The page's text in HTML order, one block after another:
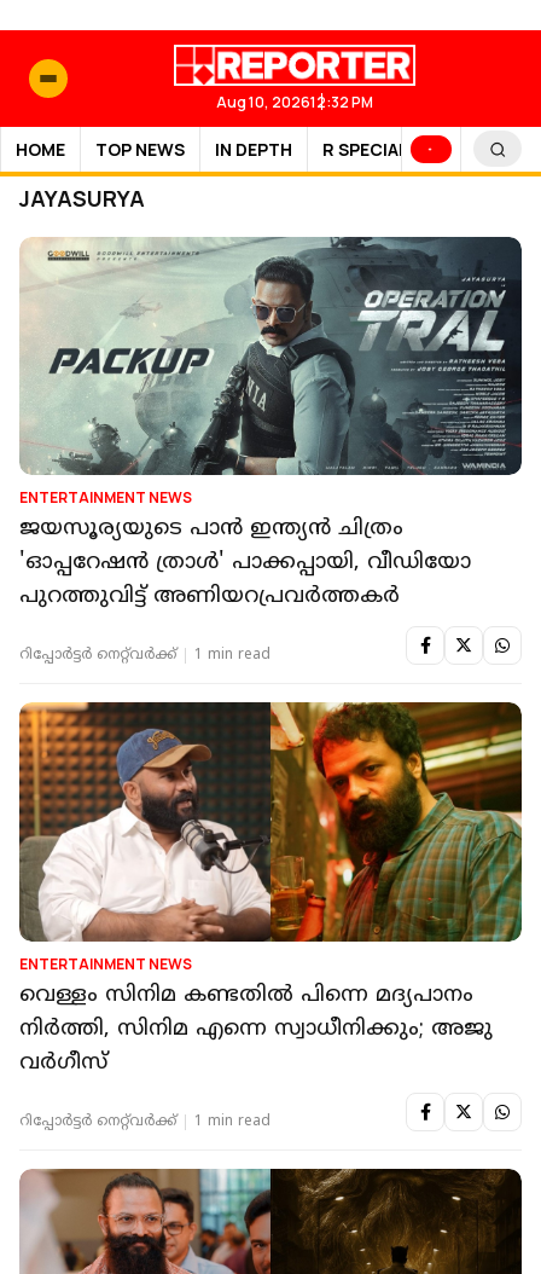
Aug 10, 202612:32 PM
HOME TOP NEWS IN DEPTH R SPECIAL SPORTS
JAYASURYA
ENTERTAINMENT NEWS
ജയസൂര്യയുടെ പാൻ ഇന്ത്യൻ ചിത്രം
'ഓപ്പറേഷൻ ത്രാൾ' പാക്കപ്പായി, വീഡിയോ
പുറത്തുവിട്ട് അണിയറപ്രവർത്തകർ
റിപ്പോർട്ടർ നെറ്റ്‌വര്‍ക്ക്‌ 1 min read
ENTERTAINMENT NEWS
വെള്ളം സിനിമ കണ്ടതിൽ പിന്നെ മദ്യപാനം
നിർത്തി, സിനിമ എന്നെ സ്വാധീനിക്കും; അജു
വർഗീസ്
റിപ്പോർട്ടർ നെറ്റ്‌വര്‍ക്ക്‌ 1 min read